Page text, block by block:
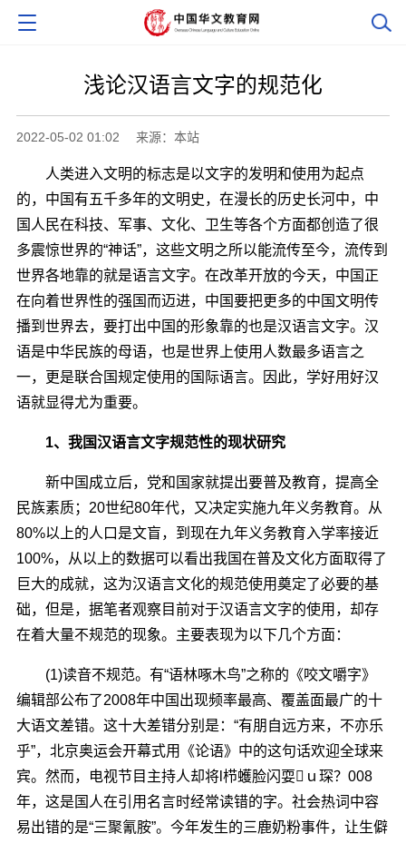
浅论汉语言文字的规范化
2022-05-02 01:02 来源：本站
人类进入文明的标志是以文字的发明和使用为起点
的，中国有五千多年的文明史，在漫长的历史长河中，中
国人民在科技、军事、文化、卫生等各个方面都创造了很
多震惊世界的“神话”，这些文明之所以能流传至今，流传到
世界各地靠的就是语言文字。在改革开放的今天，中国正
在向着世界性的强国而迈进，中国要把更多的中国文明传
播到世界去，要打出中国的形象靠的也是汉语言文字。汉
语是中华民族的母语，也是世界上使用人数最多语言之
一，更是联合国规定使用的国际语言。因此，学好用好汉
语就显得尤为重要。
1、我国汉语言文字规范性的现状研究
新中国成立后，党和国家就提出要普及教育，提高全
民族素质；20世纪80年代，又决定实施九年义务教育。从
80%以上的人口是文盲，到现在九年义务教育入学率接近
100%，从以上的数据可以看出我国在普及文化方面取得了
巨大的成就，这为汉语言文化的规范使用奠定了必要的基
础，但是，据笔者观察目前对于汉语言文字的使用，却存
在着大量不规范的现象。主要表现为以下几个方面：
(1)读音不规范。有“语林啄木鸟”之称的《咬文嚼字》
编辑部公布了2008年中国出现频率最高、覆盖面最广的十
大语文差错。这十大差错分别是：“有朋自远方来，不亦乐
乎”，北京奥运会开幕式用《论语》中的这句话欢迎全球来
宾。然而，电视节目主持人却将l栉蠖脸闪耍ｕ琛？008
年，这是国人在引用名言时经常读错的字。社会热词中容
易出错的是“三聚氰胺”。今年发生的三鹿奶粉事件，让生僻